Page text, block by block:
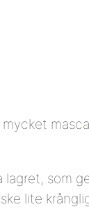
som
lite